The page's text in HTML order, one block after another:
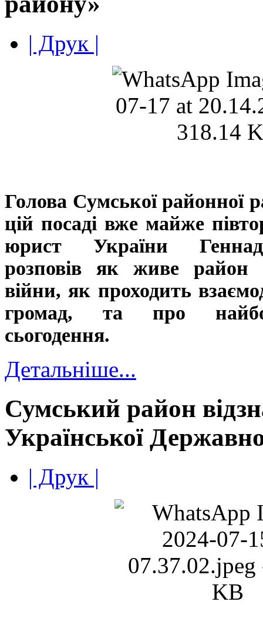
| Друк |
Голова Сумської районної
цій посаді вже майже
юрист України
розповів як живе район
війни, як проходить
громад, та про
сьогодення.
Детальніше...
Сумський район
Української
| Друк |